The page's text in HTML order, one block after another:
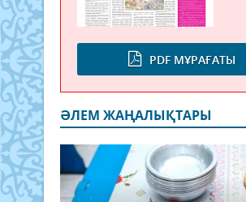
PDF МҰРАҒАТЫ
ӘЛЕМ ЖАҢАЛЫҚТАРЫ